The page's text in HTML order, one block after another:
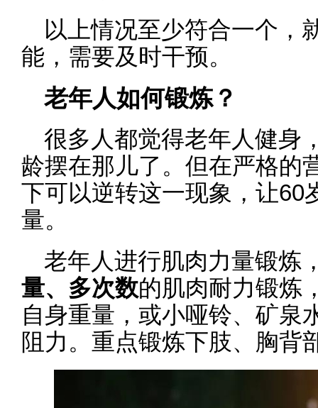
以上情况至少符合一个，
能，需要及时干预。
老年人如何锻炼？
很多人都觉得老年人健身
龄摆在那儿了。但在严格的
下可以逆转这一现象，让60
量。
老年人进行肌肉力量锻炼
量、多次数的肌肉耐力锻炼
自身重量，或小哑铃、矿泉
阻力。重点锻炼下肢、胸背